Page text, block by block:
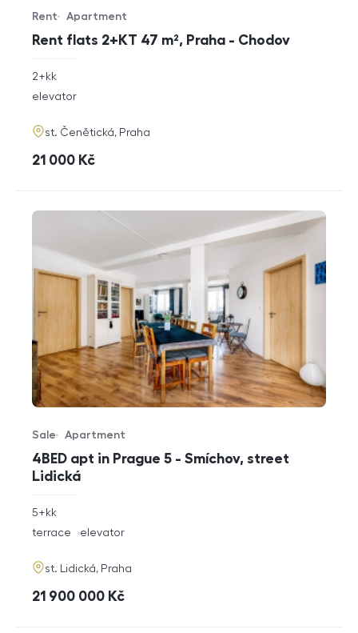
Rent flats 2+KT 47 m², Praha - Chodov
Offer type
Rent
Property type
Apartment
rozměry
2+kk
funkce
elevator
adresa
st. Čenětická, Praha
cena
21 000 Kč
4BED apt in Prague 5 - Smíchov, street
Lidická
Offer type
Sale
Property type
Apartment
rozměry
disposition
5+kk
funkce
terrace elevator
adresa
st. Lidická, Praha
cena
21 900 000 Kč